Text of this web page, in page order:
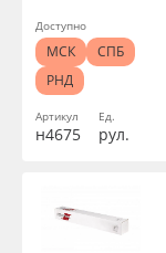
Артикул
н4675
Ед.
рул.
Доступно
МСК
СПБ
РНД